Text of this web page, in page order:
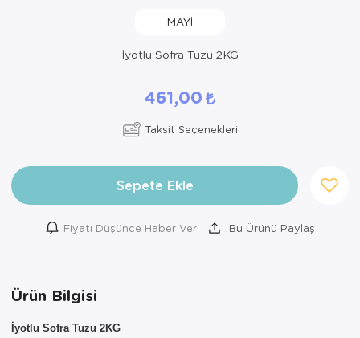
MAYİ
İyotlu Sofra Tuzu 2KG
461,00
Taksit Seçenekleri
Sepete Ekle
Fiyatı Düşünce Haber Ver Bu Ürünü Paylaş
Ürün Bilgisi
İyotlu Sofra Tuzu 2KG